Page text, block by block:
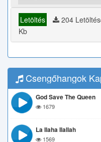
Letöltés 204
Kb
Csengőhangok
God Save The Queen
1679
La Ilaha Ilallah
1569